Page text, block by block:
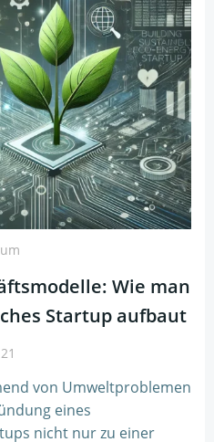
Wie man
Startup aufbaut
von Umweltproblemen
eines
nicht nur zu einer